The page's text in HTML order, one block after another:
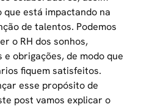
está impactando na
de talentos. Podemos
o RH dos sonhos,
obrigações, de modo que
fiquem satisfeitos.
esse propósito de
post vamos explicar o